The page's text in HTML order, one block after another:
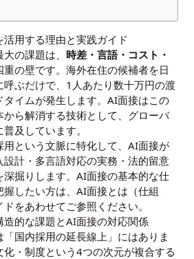
用する理由と実践ガイド
大の課題は、時差・言語・コスト・
重の壁です。海外在住の候補者を日
ぶだけで、1人あたり数十万円の渡
イムが発生します。AI面接はこの
ら解消する技術として、グローバ
及しています。
という文脈に特化して、AI面接が
計・多言語対応の実務・法的留意
深掘りします。AI面接の基本的な仕
握したい方は、AI面接とは（仕組
ド をあわせてご参照ください。
的な課題とAI面接の対応関係
国内採用の延長線上」にはありま
・制度という4つの次元が複合する